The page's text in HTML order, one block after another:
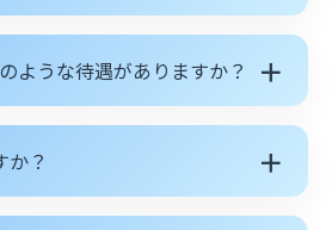
ような待遇がありますか？ ＋
か？ ＋